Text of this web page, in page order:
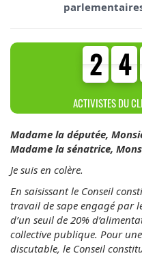
2
2 4
4
4
4
ACTIVISTES DU
Madame la députée,
Madame la sénatrice,
Je suis en colère.
En saisissant le Conseil
travail de sape engagé par
d’un seuil de 20%
collective publique. Pour
discutable, le Conseil